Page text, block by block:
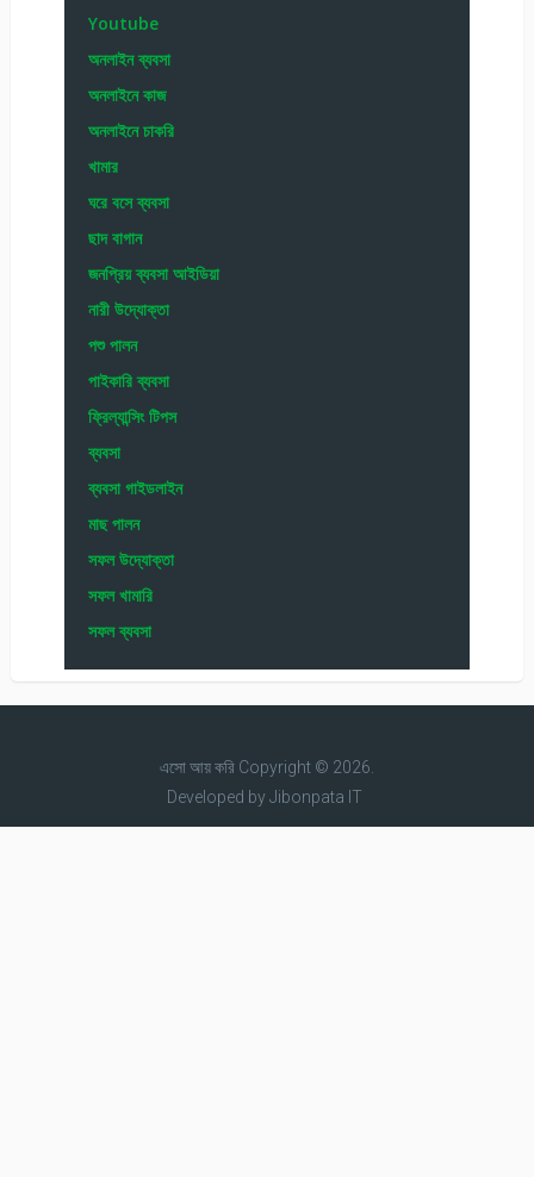
Youtube
অনলাইন ব্যবসা
অনলাইনে কাজ
অনলাইনে চাকরি
খামার
ঘরে বসে ব্যবসা
ছাদ বাগান
জনপ্রিয় ব্যবসা আইডিয়া
নারী উদ্যোক্তা
পশু পালন
পাইকারি ব্যবসা
ফ্রিল্যান্সিং টিপস
ব্যবসা
ব্যবসা গাইডলাইন
মাছ পালন
সফল উদ্যোক্তা
সফল খামারি
সফল ব্যবসা
এসো আয় করিCopyright © 2026.
Developed byJibonpata IT